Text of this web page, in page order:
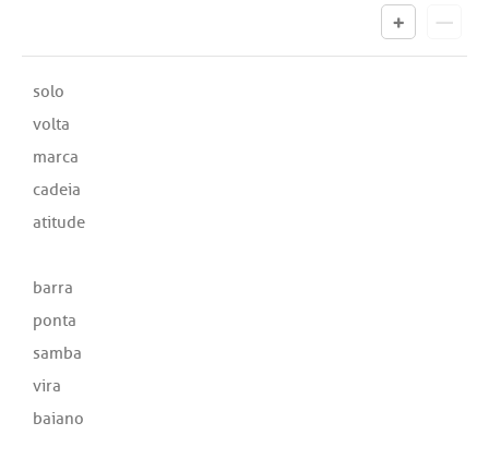
solo
volta
marca
cadeia
atitude
barra
ponta
samba
vira
baiano